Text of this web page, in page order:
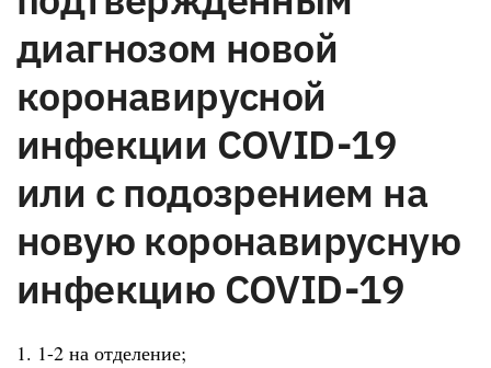
диагнозом новой
коронавирусной
инфекции COVID-19
или с подозрением на
новую коронавирусную
инфекцию COVID-19
1. 1-2 на отделение;